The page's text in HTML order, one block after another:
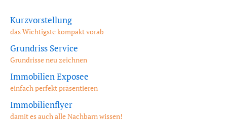
Kurzvorstellung
das Wichtigste kompakt vorab
Grundriss Service
Grundrisse neu zeichnen
Immobilien Exposee
einfach perfekt präsentieren
Immobilienflyer
damit es auch alle Nachbarn wissen!